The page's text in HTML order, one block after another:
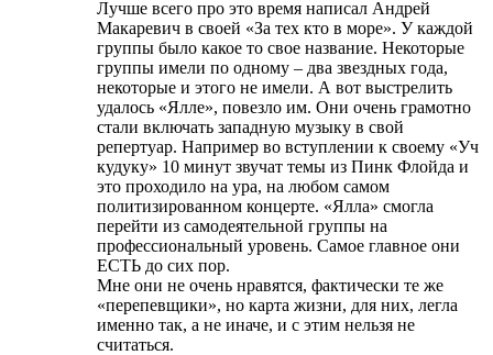
Лучше всего про это время написал Андрей
Макаревич в своей «За тех кто в море». У каждой
группы было какое то свое название. Некоторые
группы имели по одному – два звездных года,
некоторые и этого не имели. А вот выстрелить
удалось «Ялле», повезло им. Они очень грамотно
стали включать западную музыку в свой
репертуар. Например во вступлении к своему «Уч
кудуку» 10 минут звучат темы из Пинк Флойда и
это проходило на ура, на любом самом
политизированном концерте. «Ялла» смогла
перейти из самодеятельной группы на
профессиональный уровень. Самое главное они
ЕСТЬ до сих пор.
Мне они не очень нравятся, фактически те же
«перепевщики», но карта жизни, для них, легла
именно так, а не иначе, и с этим нельзя не
считаться.